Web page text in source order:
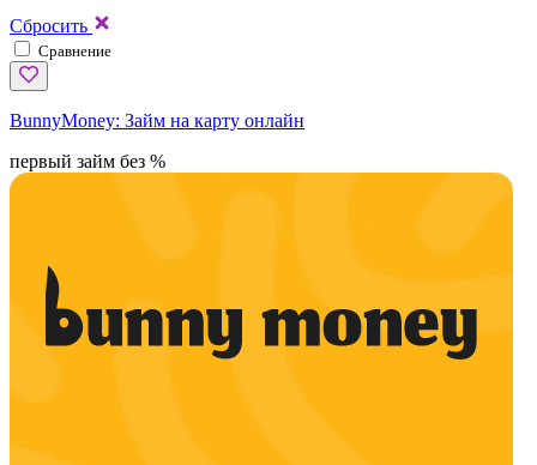
Сбросить
Сравнение
BunnyMoney: Займ на карту онлайн
первый займ без %